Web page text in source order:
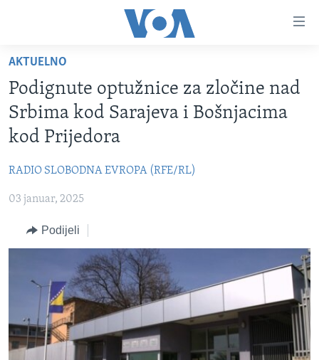
glavni
sadržaj
Pređi
na
glavnu
Idi
na
pretragu
TV PROGRAM
VIDEO
FOTOGRAFIJE DANA
SJEDINJENE AMERIČKE DRŽAVE
BOSNA I HERCEGOVINA
SVIJET
NAUKA I TEHNOLOGIJA
SPECIJALNI PROJEKTI
KORUPCIJA
SLOBODA MEDIJA
ŽENSKA STRANA
IZBJEGLIČKA STRANA
MAGAZIN
AKTUELNO
Podignute optužnice za zločine nad
Srbima kod Sarajeva i Bošnjacima
kod Prijedora
RADIO SLOBODNA EVROPA (RFE/RL)
03 januar, 2025
Podijeli